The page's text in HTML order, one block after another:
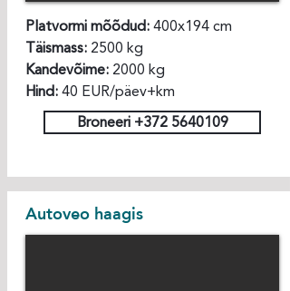
Platvormi mõõdud: 400x194 cm
Täismass: 2500 kg
Kandevõime: 2000 kg
Hind: 40 EUR/päev+km
Broneeri +372 5640109
Autoveo haagis